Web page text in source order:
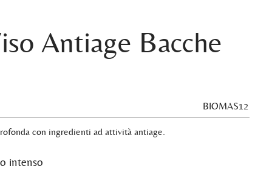
Antiage Bacche
BIOMAS12
con ingredienti ad attività antiage.
intenso